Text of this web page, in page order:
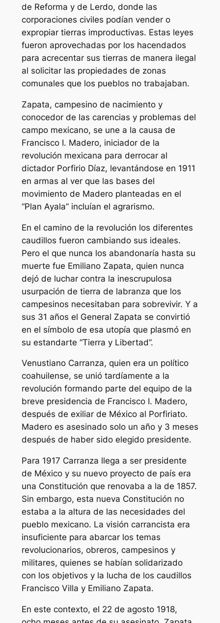
de Reforma y de Lerdo, donde las
corporaciones civiles podían vender o
expropiar tierras improductivas. Estas leyes
fueron aprovechadas por los hacendados
para acrecentar sus tierras de manera ilegal
al solicitar las propiedades de zonas
comunales que los pueblos no trabajaban.
Zapata, campesino de nacimiento y
conocedor de las carencias y problemas del
campo mexicano, se une a la causa de
Francisco I. Madero, iniciador de la
revolución mexicana para derrocar al
dictador Porfirio Díaz, levantándose en 1911
en armas al ver que las bases del
movimiento de Madero planteadas en el
“Plan Ayala” incluían el agrarismo.
En el camino de la revolución los diferentes
caudillos fueron cambiando sus ideales.
Pero el que nunca los abandonaría hasta su
muerte fue Emiliano Zapata, quien nunca
dejó de luchar contra la inescrupulosa
usurpación de tierra de labranza que los
campesinos necesitaban para sobrevivir. Y a
sus 31 años el General Zapata se convirtió
en el símbolo de esa utopía que plasmó en
su estandarte “Tierra y Libertad”.
Venustiano Carranza, quien era un político
coahuilense, se unió tardíamente a la
revolución formando parte del equipo de la
breve presidencia de Francisco I. Madero,
después de exiliar de México al Porfiriato.
Madero es asesinado solo un año y 3 meses
después de haber sido elegido presidente.
Para 1917 Carranza llega a ser presidente
de México y su nuevo proyecto de país era
una Constitución que renovaba a la de 1857.
Sin embargo, esta nueva Constitución no
estaba a la altura de las necesidades del
pueblo mexicano. La visión carrancista era
insuficiente para abarcar los temas
revolucionarios, obreros, campesinos y
militares, quienes se habían solidarizado
con los objetivos y la lucha de los caudillos
Francisco Villa y Emiliano Zapata.
En este contexto, el 22 de agosto 1918,